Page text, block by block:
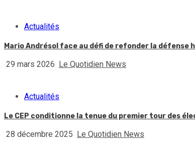
Actualités
Mario Andrésol face au défi de refonder la défense
29 mars 2026 Le Quotidien News
Actualités
Le CEP conditionne la tenue du premier tour des
28 décembre 2025 Le Quotidien News